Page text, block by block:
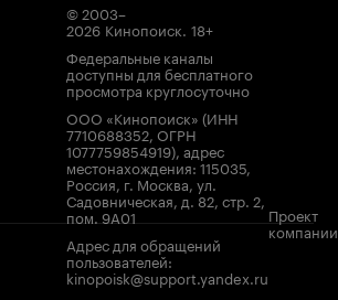
© 2003–
2026 Кинопоиск. 18+
Федеральные каналы
доступны для бесплатного
просмотра круглосуточно
ООО «Кинопоиск» (ИНН
7710688352, ОГРН
1077759854919), адрес
местонахождения: 115035,
Россия, г. Москва, ул.
Садовническая, д. 82, стр. 2,
пом. 9А01
Адрес для обращений
пользователей:
kinopoisk@support.yandex.ru
Проект
компании